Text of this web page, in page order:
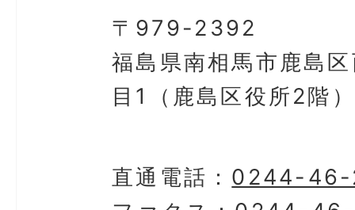
〒979-2392
福島県南相馬市鹿島
目1（鹿島区役所2階）
直通電話： 0244-46-